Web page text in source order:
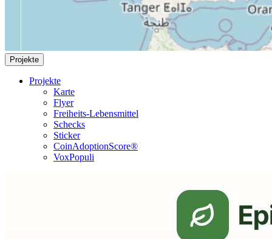
Projekte
Projekte
Karte
Flyer
Freiheits-Lebensmittel
Schecks
Sticker
CoinAdoptionScore®
VoxPopuli